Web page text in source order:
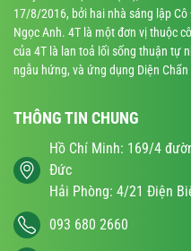
17/8/2016, bởi hai nhà sáng lập
Ngọc Anh. 4T là một đơn vị thuộc
của 4T là lan toả lối sống thuận tự
ngẫu hứng, và ứng dụng Diện
THÔNG TIN CHUNG
Hồ Chí Minh: 169/4
Đức
Hải Phòng: 4/21 Điện
093 680 2660